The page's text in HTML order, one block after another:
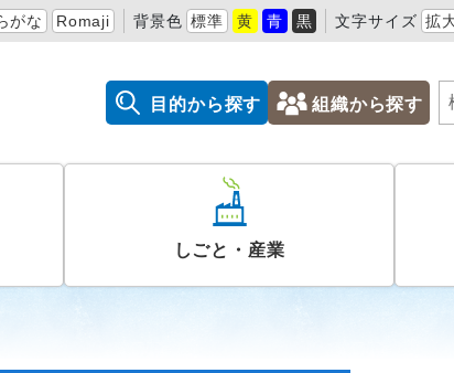
がな Romaji 背景色 標準 黄 青 黒 文字サイズ 拡
目的から探す 組織から探す
しごと・産業